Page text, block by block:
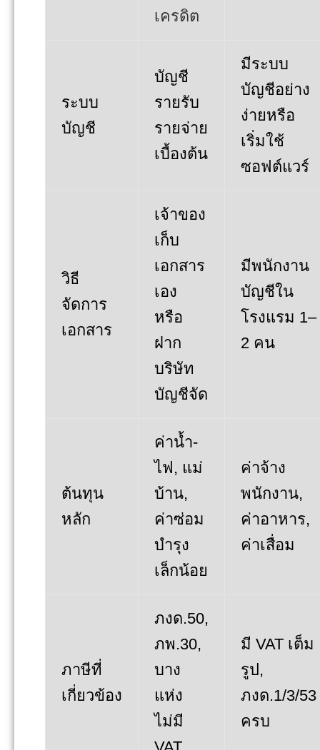
เครดิต
ระบบ
บัญชี
บัญชี
รายรับ
รายจ่าย
เบื้องต้น
มีระบบ
บัญชีอย่าง
ง่ายหรือ
เริ่มใช้
ซอฟต์แวร์
วิธี
จัดการ
เอกสาร
เจ้าของ
เก็บ
เอกสาร
เอง
หรือ
ฝาก
บริษัท
บัญชีจัด
มีพนักงาน
บัญชีใน
โรงแรม 1–
2 คน
ต้นทุน
หลัก
ค่าน้ำ-
ไฟ, แม่
บ้าน,
ค่าซ่อม
บำรุง
เล็กน้อย
ค่าจ้าง
พนักงาน,
ค่าอาหาร,
ค่าเสื่อม
ภาษีที่
เกี่ยวข้อง
ภงด.50,
ภพ.30,
บาง
แห่ง
ไม่มี
มี VAT เต็ม
รูป,
ภงด.1/3/53
ครบ